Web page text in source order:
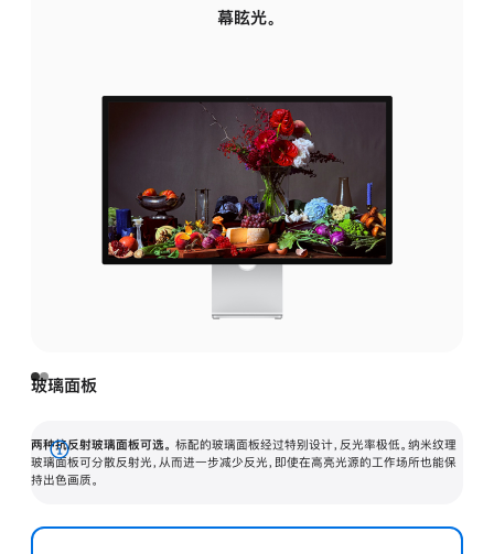
幕眩光。
玻璃面板
两种抗反射玻璃面板可选。 标配的玻璃面板经过特别设计，反光率极低。纳米纹理
玻璃面板可分散反射光，从而进一步减少反光，即使在高亮光源的工作场所也能保
持出色画质。
展
开